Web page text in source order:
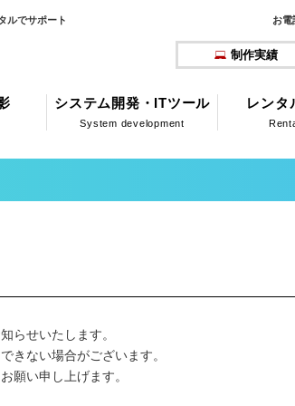
ルでサポート お電
制作実績
システム開発・ITツール
System development
レンタ
らせいたします。
きない場合がございます。
願い申し上げます。